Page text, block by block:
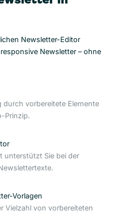
Newsletter-Editor
Newsletter – ohne
durch vorbereitete Elemente
Prinzip.
unterstützt Sie bei der
Vorlagen
Vielzahl von vorbereiteten